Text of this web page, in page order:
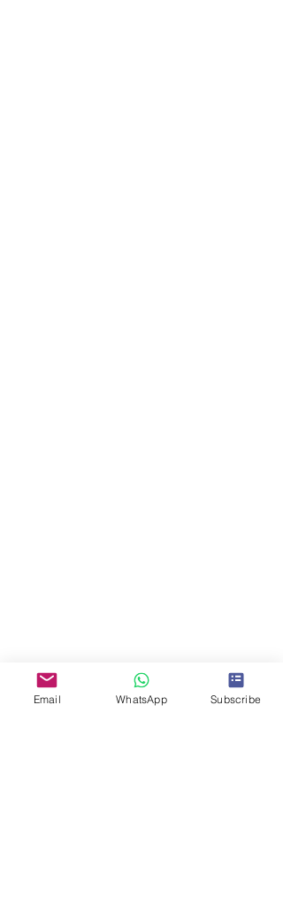
Email WhatsApp Subscribe